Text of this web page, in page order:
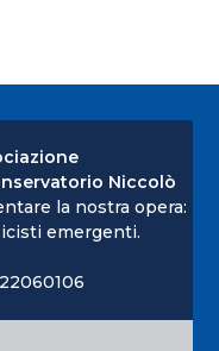
Niccolò
la nostra opera:
emergenti.